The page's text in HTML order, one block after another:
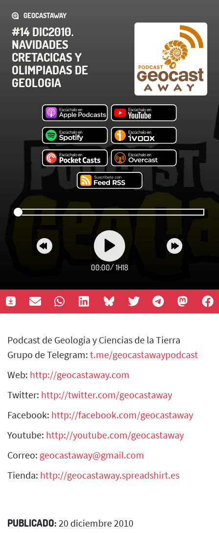
GEOCASTAWAY
#14 DIC2010.
NAVIDADES
CRETACICAS Y
OLIMPIADAS DE
GEOLOGIA
00:00/ 1H18
Podcast de Geologia y Ciencias de la Tierra
Grupo de Telegram: t.me/geocastawaypodcast
Web: http://geocastaway.com
Twitter: http://twitter.com/geocastaway
Facebook: http://facebook.com/geocastaway
Youtube: http://youtube.com/geocastaway
Correo: geocastaway@gmail.com
Tienda: http://geocastaway.spreadshirt.es
PUBLICADO: 20 diciembre 2010